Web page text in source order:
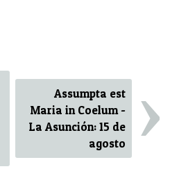
Assumpta est
Maria in Coelum -
La Asunción: 15 de
agosto
›